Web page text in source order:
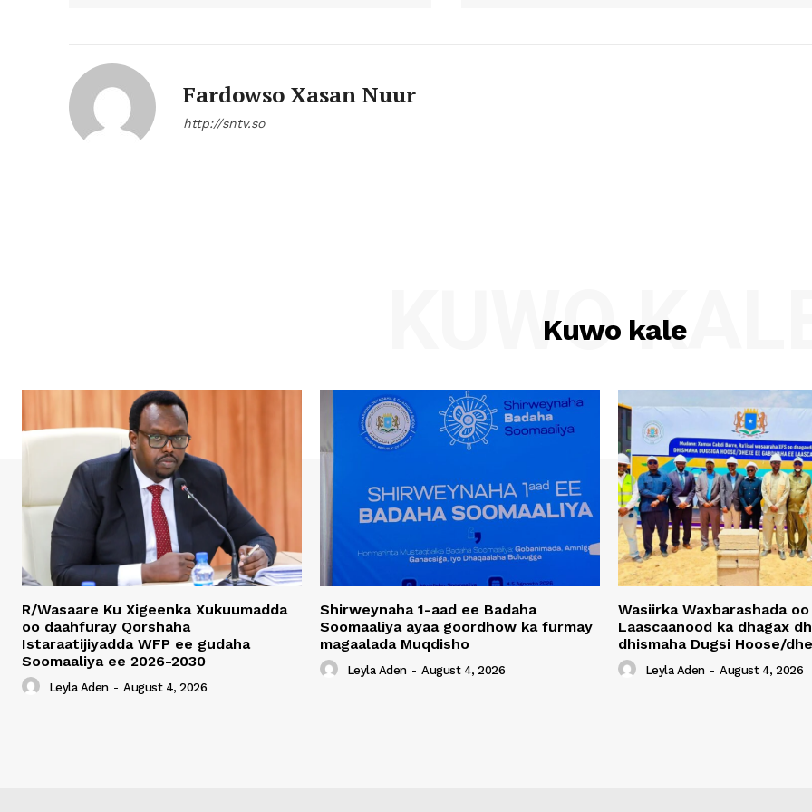
Fardowso Xasan Nuur
http://sntv.so
Kuwo kale
KUWO
R/Wasaare Ku Xigeenka Xukuumadda
oo daahfuray Qorshaha
Istaraatijiyadda WFP ee gudaha
Soomaaliya ee 2026-2030
Leyla Aden - August 4, 2026
Shirweynaha 1-aad ee Badaha
Soomaaliya ayaa goordhow ka furmay
magaalada Muqdisho
Leyla Aden - August 4, 2026
Wasiirka Waxbarashada
Laascaanood ka dhagax
dhismaha Dugsi Hoose/
Leyla Aden - August 4, 2026